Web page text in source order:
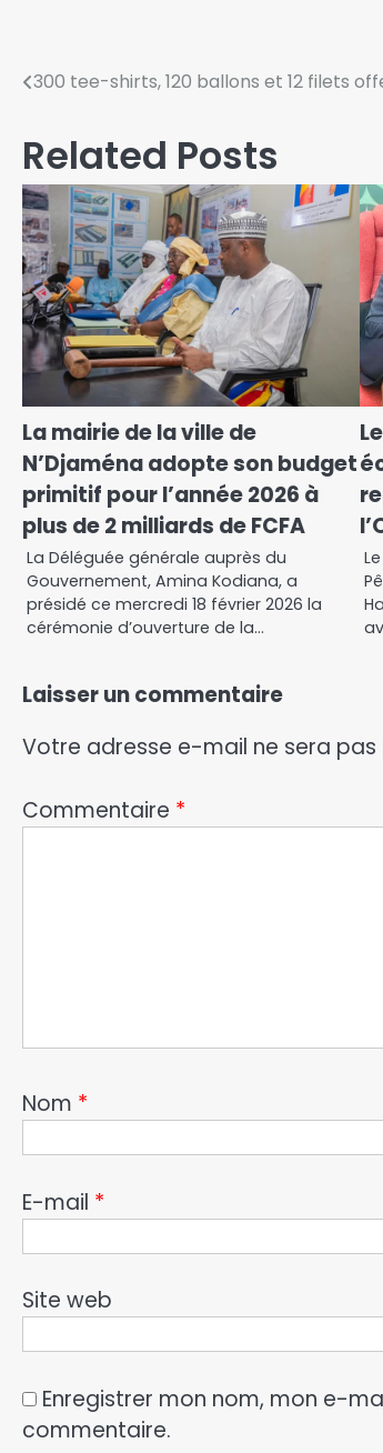
300 tee-shirts, 120 ballons et 12 filets
Related Posts
La mairie de la ville de
N’Djaména adopte son budget
primitif pour l’année 2026 à
plus de 2 milliards de FCFA
La Déléguée générale auprès du
Gouvernement, Amina Kodiana, a
présidé ce mercredi 18 février 2026 la
cérémonie d’ouverture de la…
Laisser un commentaire
Votre adresse e-mail ne sera pas
Commentaire *
Nom *
E-mail *
Site web
Enregistrer mon nom, mon e-
commentaire.